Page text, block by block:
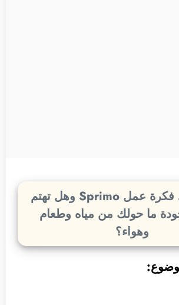
ما رأيك في فكرة عمل Sprimo وهل تهتم
ما حولك من مياه وطعام
وهواء؟